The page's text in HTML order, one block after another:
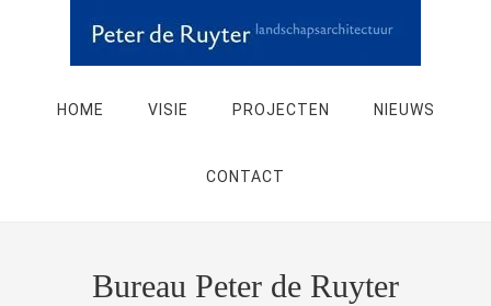
HOME VISIE PROJECTEN NIEUWS
CONTACT
Bureau Peter de Ruyter